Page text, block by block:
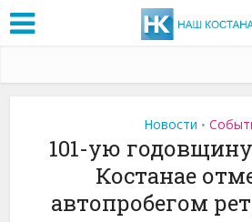
Новости •
101-ую
Костанае
автопробегом